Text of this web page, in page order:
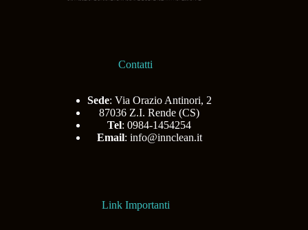
Contatti
Sede: Via Orazio Antinori, 2
87036 Z.I. Rende (CS)
Tel: 0984-1454254
Email: info@innclean.it
Link Importanti